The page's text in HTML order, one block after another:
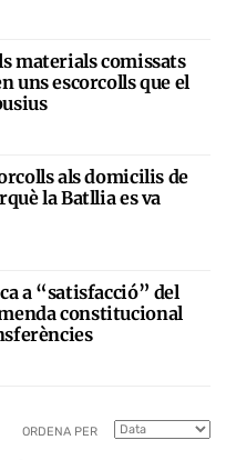
materials comissats
uns escorcolls que el
als domicilis de
la Batllia es va
a “satisfacció” del
constitucional
ORDENA PER